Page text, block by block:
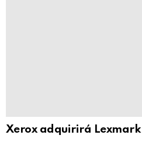
Xerox adquirirá Lexmark